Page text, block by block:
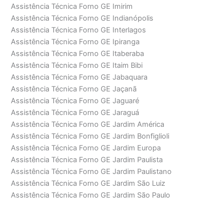
Assistência Técnica Forno GE Imirim
Assistência Técnica Forno GE Indianópolis
Assistência Técnica Forno GE Interlagos
Assistência Técnica Forno GE Ipiranga
Assistência Técnica Forno GE Itaberaba
Assistência Técnica Forno GE Itaim Bibi
Assistência Técnica Forno GE Jabaquara
Assistência Técnica Forno GE Jaçanã
Assistência Técnica Forno GE Jaguaré
Assistência Técnica Forno GE Jaraguá
Assistência Técnica Forno GE Jardim América
Assistência Técnica Forno GE Jardim Bonfiglioli
Assistência Técnica Forno GE Jardim Europa
Assistência Técnica Forno GE Jardim Paulista
Assistência Técnica Forno GE Jardim Paulistano
Assistência Técnica Forno GE Jardim São Luiz
Assistência Técnica Forno GE Jardim São Paulo